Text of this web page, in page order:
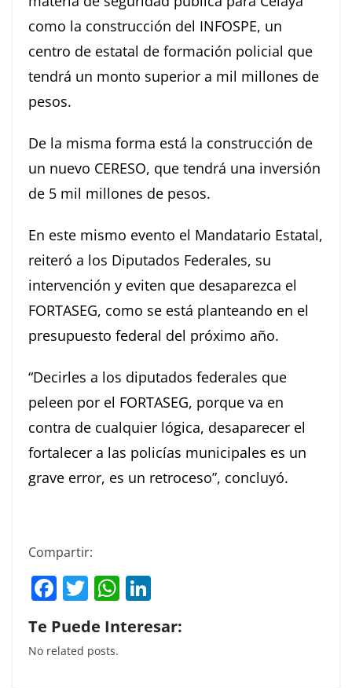
como la construcción del INFOSPE, un
centro de estatal de formación policial que
tendrá un monto superior a mil millones de
pesos.
De la misma forma está la construcción de
un nuevo CERESO, que tendrá una inversión
de 5 mil millones de pesos.
En este mismo evento el Mandatario Estatal,
reiteró a los Diputados Federales, su
intervención y eviten que desaparezca el
FORTASEG, como se está planteando en el
presupuesto federal del próximo año.
“Decirles a los diputados federales que
peleen por el FORTASEG, porque va en
contra de cualquier lógica, desaparecer el
fortalecer a las policías municipales es un
grave error, es un retroceso”, concluyó.
Compartir:
F
a
c
e
T
w
itt
er
W
h
at k
Te Puede Interesar:
No related posts.